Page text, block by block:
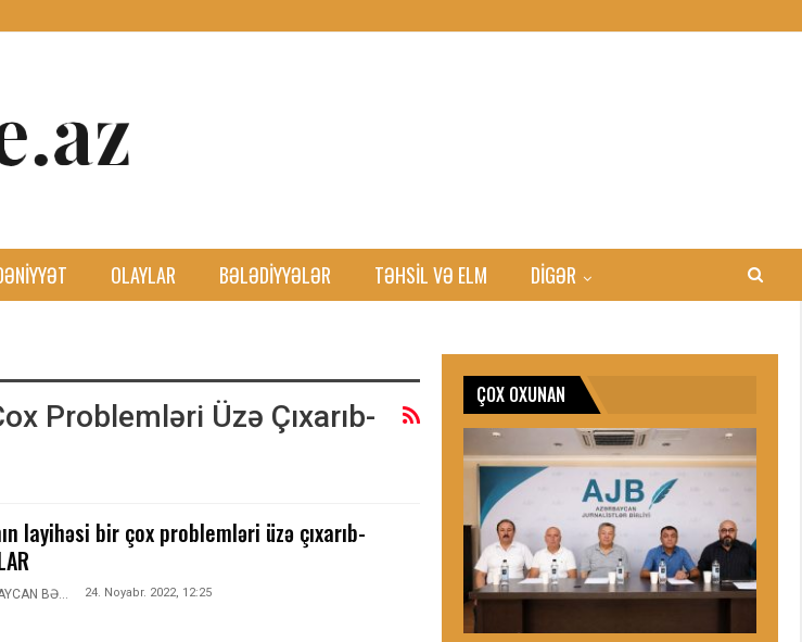
OLAYLAR BƏLƏDIYYƏLƏR TƏHSIL VƏ ELM DİGƏR
Problemləri Üzə Çıxarıb-
layihəsi bir çox problemləri üzə çıxarıb-
AZƏRBAYCAN BƏLƏDİYYƏSİ 24. Noyabr. 2022, 12:25
ÇOX OXUNAN